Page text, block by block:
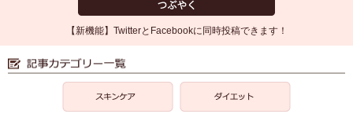
【新機能】TwitterとFacebookに同時投稿できます！